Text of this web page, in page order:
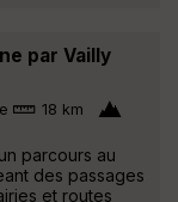
par Vailly
18 km
parcours au
des passages
et routes